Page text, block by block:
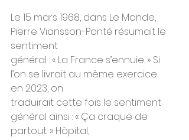
Le 15 mars 1968, dans Le Monde,
Pierre Viansson-Ponté résumait le
sentiment
général : « La France s’ennuie. » Si
l’on se livrait au même exercice
en 2023, on
traduirait cette fois le sentiment
général ainsi : « Ça craque de
partout. » Hôpital,